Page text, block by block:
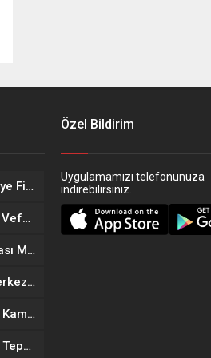
Eskişehir’in Altın Kızları Türkiye Finalleri Yolunda!
Eskişehir Sağlık Teşkilatında Vefa Buluşması
Eskişehir’in Yeni Döner Noktası MOGAF Döner Hizmete Açıldı
Eskişehir’de Yeni Güzellik Merkezi Açıldı: Kıymet Önder Güzellik Merkezi Cilt bakım
Anneler Günü’ne Özel Büyük Kampanya: Goldes Kuyumculuk’ta İndirim ve Hediye Fırsatı
Eskişehir’de Mahallede Koku Tepkisi: Vatandaşlar Çözüm Bekliyor
Özel Bildirim
Uygulamamızı telefonunuza
indirebilirsiniz.